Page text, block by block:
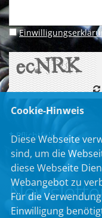
* Pflichtfeld
Erhalten Sie
Cookie-Hinweis
Diese Webseite
sind, um die
diese Webseite
Webangebot zu
Für die
Einwilligung